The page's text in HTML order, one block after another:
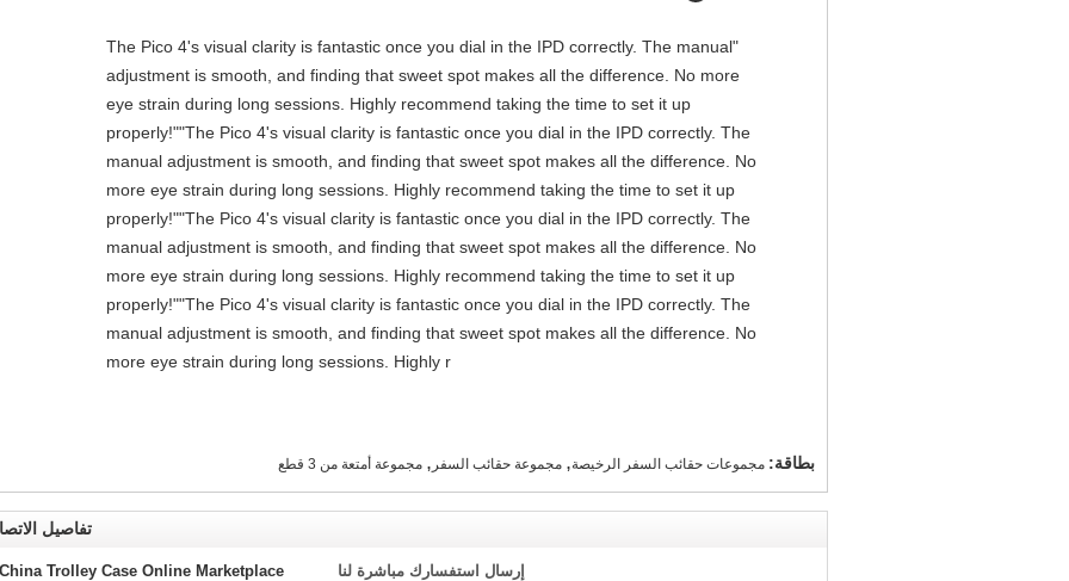
"The Pico 4's visual clarity is fantastic once you dial in the IPD correctly. The manual
adjustment is smooth, and finding that sweet spot makes all the difference. No more
eye strain during long sessions. Highly recommend taking the time to set it up
properly!""The Pico 4's visual clarity is fantastic once you dial in the IPD correctly. The
manual adjustment is smooth, and finding that sweet spot makes all the difference. No
more eye strain during long sessions. Highly recommend taking the time to set it up
properly!""The Pico 4's visual clarity is fantastic once you dial in the IPD correctly. The
manual adjustment is smooth, and finding that sweet spot makes all the difference. No
more eye strain during long sessions. Highly recommend taking the time to set it up
properly!""The Pico 4's visual clarity is fantastic once you dial in the IPD correctly. The
manual adjustment is smooth, and finding that sweet spot makes all the difference. No
more eye strain during long sessions. Highly r
بطاقة: مجموعات حقائب السفر الرخيصة, مجموعة حقائب السفر , مجموعة أمتعة من 3 قطع
تفاصيل
China Trolley Case Online Marketplace إرسال استفسارك مباشرة لنا